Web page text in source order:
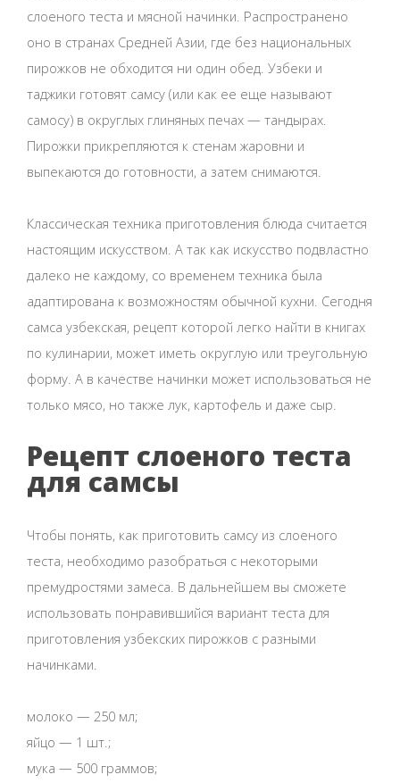
слоеного теста и мясной начинки. Распространено
оно в странах Средней Азии, где без национальных
пирожков не обходится ни один обед. Узбеки и
таджики готовят самсу (или как ее еще называют
самосу) в округлых глиняных печах — тандырах.
Пирожки прикрепляются к стенам жаровни и
выпекаются до готовности, а затем снимаются.
Классическая техника приготовления блюда считается
настоящим искусством. А так как искусство подвластно
далеко не каждому, со временем техника была
адаптирована к возможностям обычной кухни. Сегодня
самса узбекская, рецепт которой легко найти в книгах
по кулинарии, может иметь округлую или треугольную
форму. А в качестве начинки может использоваться не
только мясо, но также лук, картофель и даже сыр.
Рецепт слоеного теста
для самсы
Чтобы понять, как приготовить самсу из слоеного
теста, необходимо разобраться с некоторыми
премудростями замеса. В дальнейшем вы сможете
использовать понравившийся вариант теста для
приготовления узбекских пирожков с разными
начинками.
молоко — 250 мл;
яйцо — 1 шт.;
мука — 500 граммов;